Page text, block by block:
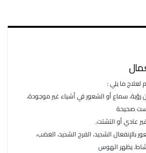
لعلاج ما يلي :
سماع أو الشعور في أشياء غير موجودة،
صحيحة
عادي أو التشتت.
الشديد، الفرح الشديد، الغضب،
يظهر الهوس